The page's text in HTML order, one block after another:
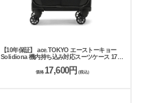
【10年保証】 ace.TOKYO エーストーキョー
Solidiona 機内持ち込み対応スーツケース 17L
価格 17,600円 (税込)